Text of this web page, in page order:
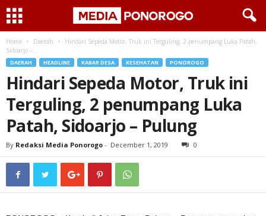
Home Daerah
Hindari Sepeda Motor, Truk ini Terguling, 2 penumpang Luka Patah,
Sidoarjo –...
DAERAH HEADLINE KABAR DESA KESEHATAN PONOROGO
Hindari Sepeda Motor, Truk ini
Terguling, 2 penumpang Luka
Patah, Sidoarjo – Pulung
By Redaksi Media Ponorogo - December 1, 2019 0